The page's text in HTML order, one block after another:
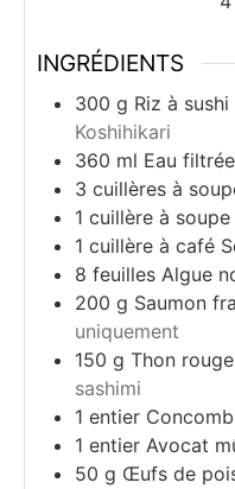
INGRÉDIENTS
300 g Riz à sushi
Koshihikari
360 ml Eau filtrée
3 cuillères à
1 cuillère à soupe
1 cuillère à café
8 feuilles Algue
200 g Saumon
uniquement
150 g Thon
sashimi
1 entier
1 entier Avocat
50 g Œufs de